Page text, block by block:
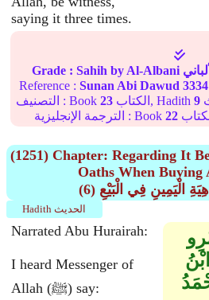
saying it three times.
Grade : Sahih by Al-Albani
Reference :Sunan Abi Dawud 3334
التصنيف : Book 23 الكتاب, Hadith 9
الترجمة الإنجليزية : Book 22
(1251) Chapter: Regarding It
Oaths When Buying
الْيَمِينِ فِي الْبَيْعِ
Hadith الحديث
Narrated Abu Hurairah:
I heard Messenger of
Allah (ﷺ) say: